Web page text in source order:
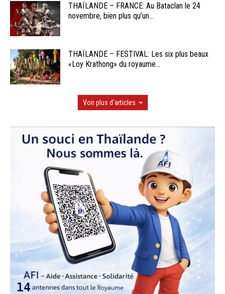
THAÏLANDE – FRANCE: Au Bataclan le 24
novembre, bien plus qu’un...
THAÏLANDE – FESTIVAL: Les six plus beaux
«Loy Krathong» du royaume...
Voir plus d'articles